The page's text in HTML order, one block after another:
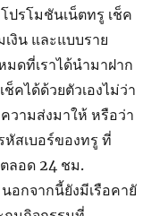
ปรโมชันเน็ตทรู เช็ค
งิน และแบบราย
ดที่เราได้นำมาฝาก
คได้ด้วยตัวเองไม่ว่า
วามส่งมาให้ หรือว่า
หัสเบอร์ของทรู ที่
ลอด 24 ชม.
อกจากนี้ยังมีเรือคายั